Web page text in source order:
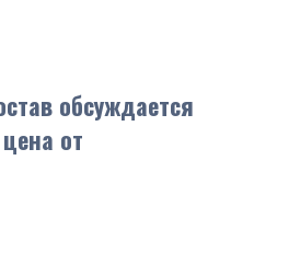
обсуждается
от